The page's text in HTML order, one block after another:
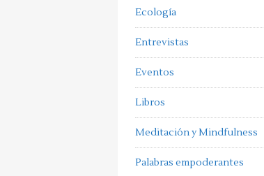
Ecología
Entrevistas
Eventos
Libros
Meditación y Mindfulness
Palabras empoderantes